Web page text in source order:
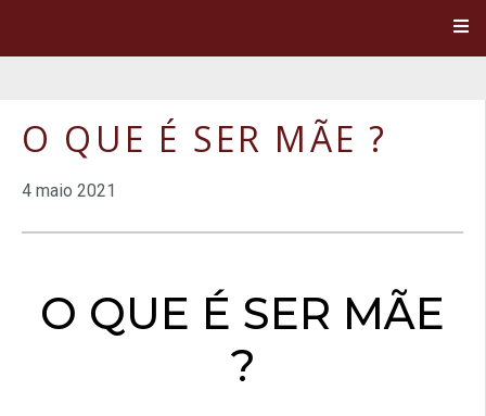
O QUE É SER MÃE ?
4 maio 2021
O QUE É SER MÃE
?